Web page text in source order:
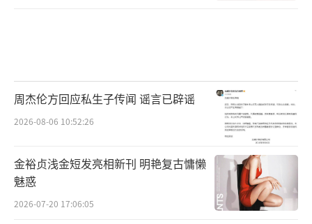
周杰伦方回应私生子传闻 谣言已辟谣
2026-08-06 10:52:26
金裕贞浅金短发亮相新刊 明艳复古慵懒
魅惑
2026-07-20 17:06:05